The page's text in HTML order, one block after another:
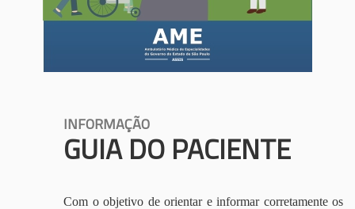
INFORMAÇÃO
GUIA DO PACIENTE
Com o objetivo de orientar e informar corretamente os